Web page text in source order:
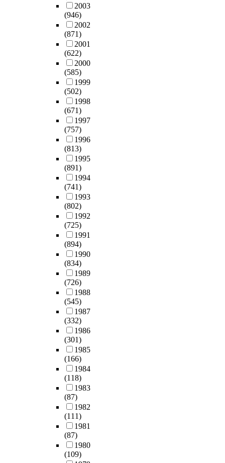
2003
(946)
2002
(871)
2001
(622)
2000
(585)
1999
(502)
1998
(671)
1997
(757)
1996
(813)
1995
(891)
1994
(741)
1993
(802)
1992
(725)
1991
(894)
1990
(834)
1989
(726)
1988
(545)
1987
(332)
1986
(301)
1985
(166)
1984
(118)
1983
(87)
1982
(111)
1981
(87)
1980
(109)